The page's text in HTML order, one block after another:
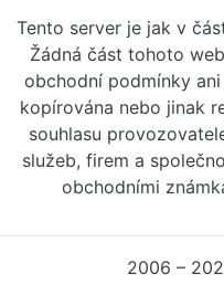
Tento server je jak v
Žádná část tohoto
obchodní podmínky
kopírována nebo jinak
souhlasu
služeb, firem a
obchodními
2006 –